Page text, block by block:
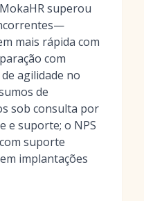
superou
mais rápida com
com
agilidade no
de
sob consulta por
e suporte; o NPS
suporte
implantações